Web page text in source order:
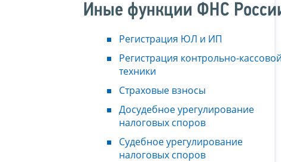
Иные функции ФНС
Регистрация ЮЛ и ИП
Регистрация контрольно-
техники
Страховые взносы
Досудебное урегулирование
налоговых споров
Судебное урегулирование
налоговых споров